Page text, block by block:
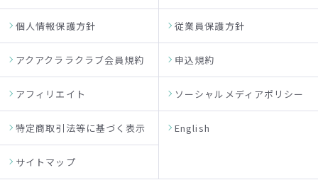
個人情報保護方針 従業員保護方針
アクアクララクラブ会員規約 申込規約
アフィリエイト ソーシャルメディアポリシー
特定商取引法等に基づく表示 English
サイトマップ